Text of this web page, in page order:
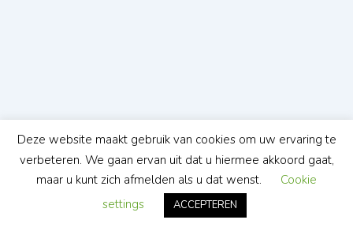
Deze website maakt gebruik van cookies om uw ervaring te
verbeteren. We gaan ervan uit dat u hiermee akkoord gaat,
maar u kunt zich afmelden als u dat wenst.
Cookie
settings
ACCEPTEREN